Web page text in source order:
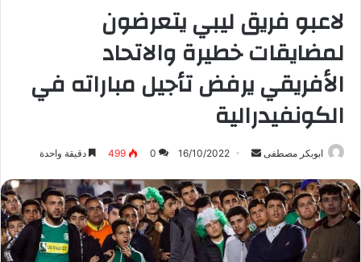
لاعبو فريق ليبي يتعرضون
لمضايقات خطيرة والاتحاد
الأفريقي يرفض تأجيل مباراته في
الكونفيدرالية
ابوبكر مصطفى
س
ل
ب
ر
16/10/2022
0
499 دقيقة واحدة